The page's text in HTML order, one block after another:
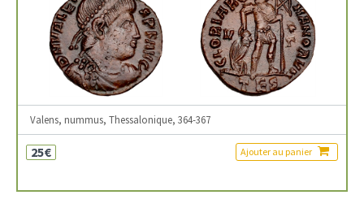
Valens, nummus, Thessalonique, 364-367
25€ Ajouter au panier